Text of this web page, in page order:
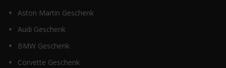
Aston Martin Geschenk
Audi Geschenk
BMW Geschenk
Corvette Geschenk